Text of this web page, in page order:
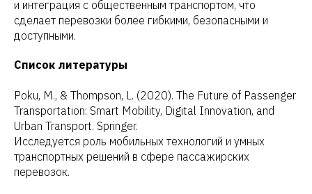
и интеграция с общественным транспортом, что
сделает перевозки более гибкими, безопасными и
доступными.
Список литературы
Poku, M., & Thompson, L. (2020). The Future of Passenger
Transportation: Smart Mobility, Digital Innovation, and
Urban Transport. Springer.
Исследуется роль мобильных технологий и умных
транспортных решений в сфере пассажирских
перевозок.